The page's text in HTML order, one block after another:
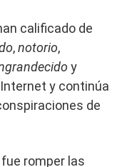
calificado de
,notorio,
y
y continúa
de
romper las